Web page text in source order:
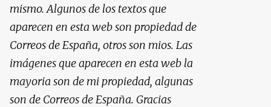
mismo. Algunos de los textos que
aparecen en esta web son propiedad de
Correos de España, otros son mios. Las
imágenes que aparecen en esta web la
mayoria son de mi propiedad, algunas
son de Correos de España. Gracias